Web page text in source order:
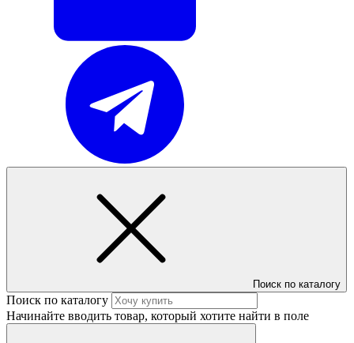
Поиск по каталогу
Поиск по каталогу
Начинайте вводить товар, который хотите найти в поле